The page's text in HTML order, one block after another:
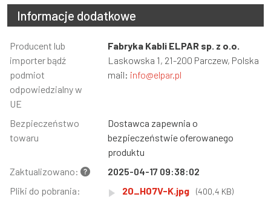
Informacje dodatkowe
Informacja
Wartość
Producent lub
importer bądź
podmiot
odpowiedzialny w
UE
Fabryka Kabli ELPAR sp. z o.o.
Laskowska 1, 21-200 Parczew, Polska
mail: info@elpar.pl
Bezpieczeństwo
towaru
Dostawca zapewnia o
bezpieczeństwie oferowanego
produktu
Zaktualizowano:
2025-04-17 09:38:02
Pliki do pobrania:
20_H07V-K.jpg
(400,4 KB)